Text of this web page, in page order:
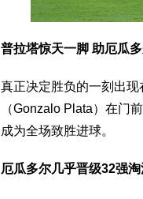
普拉塔惊天一脚 助厄瓜
真正决定胜负的一刻出
（Gonzalo Plata）在门
成为全场致胜进球。
厄瓜多尔几乎晋级32强